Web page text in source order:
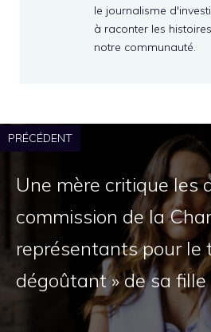
le journalisme
à raconter les
notre communauté.
PRÉCÉDENT
Une mère critique les
commission de la
représentants pour le
dégoûtant » de sa fille